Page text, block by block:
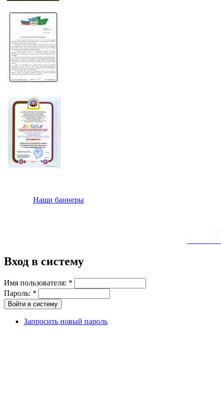
Наши баннеры
Вход в систему
Имя пользователя: *
Пароль: *
Запросить новый пароль